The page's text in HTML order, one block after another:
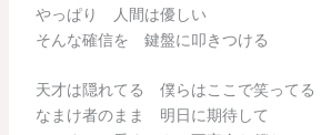
やっぱり 人間は優しい
そんな確信を 鍵盤に叩きつける
天才は隠れてる 僕らはここで笑ってる
なまけ者のまま 明日に期待して